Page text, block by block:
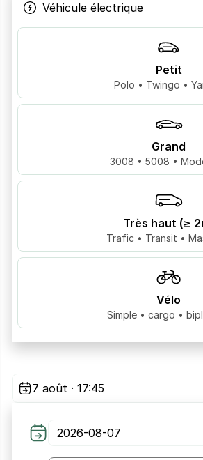
Véhicule électrique
Petit
Polo • Twingo •
Grand
3008 • 5008 •
Très haut (≥
Trafic • Transit •
Vélo
Simple • cargo •
7 août · 17:45